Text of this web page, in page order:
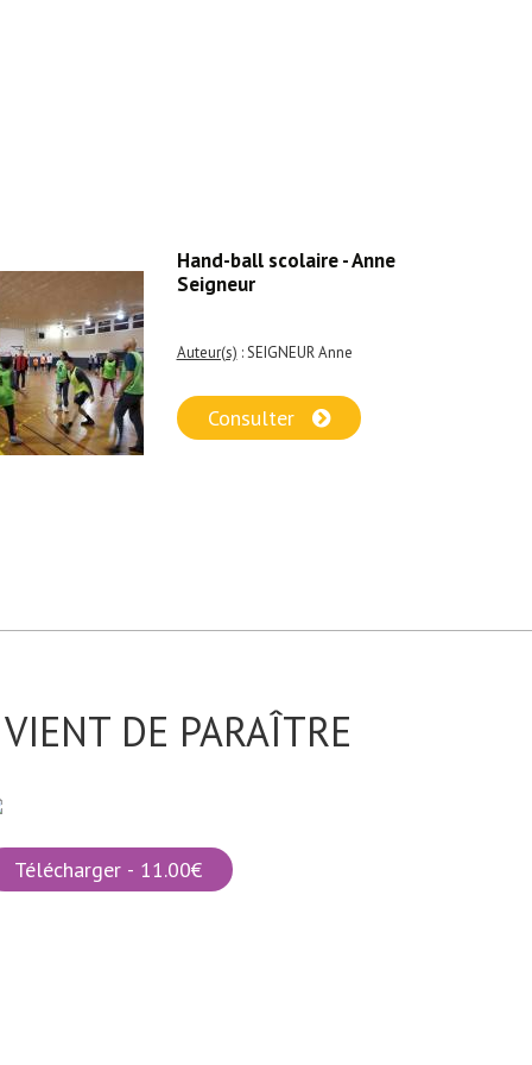
Hand-ball scolaire - Anne
Seigneur
Auteur(s) : SEIGNEUR Anne
Consulter
VIENT DE PARAÎTRE
Télécharger - 11.00€